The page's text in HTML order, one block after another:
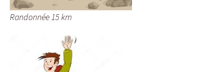
Randonnée 15 km